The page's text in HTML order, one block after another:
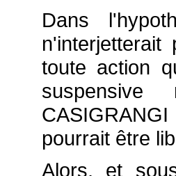
Dans
toute action
pourrait être
Alors, et